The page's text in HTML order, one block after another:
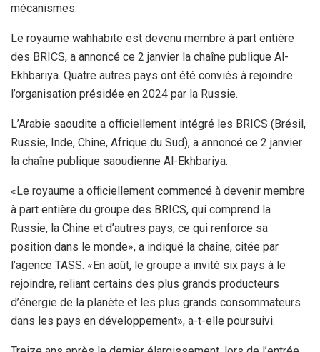
mécanismes.
Le royaume wahhabite est devenu membre à part entière
des BRICS, a annoncé ce 2 janvier la chaîne publique Al-
Ekhbariya. Quatre autres pays ont été conviés à rejoindre
l’organisation présidée en 2024 par la Russie.
L’Arabie saoudite a officiellement intégré les BRICS (Brésil,
Russie, Inde, Chine, Afrique du Sud), a annoncé ce 2 janvier
la chaîne publique saoudienne Al-Ekhbariya.
«Le royaume a officiellement commencé à devenir membre
à part entière du groupe des BRICS, qui comprend la
Russie, la Chine et d’autres pays, ce qui renforce sa
position dans le monde», a indiqué la chaîne, citée par
l’agence TASS. «En août, le groupe a invité six pays à le
rejoindre, reliant certains des plus grands producteurs
d’énergie de la planète et les plus grands consommateurs
dans les pays en développement», a-t-elle poursuivi.